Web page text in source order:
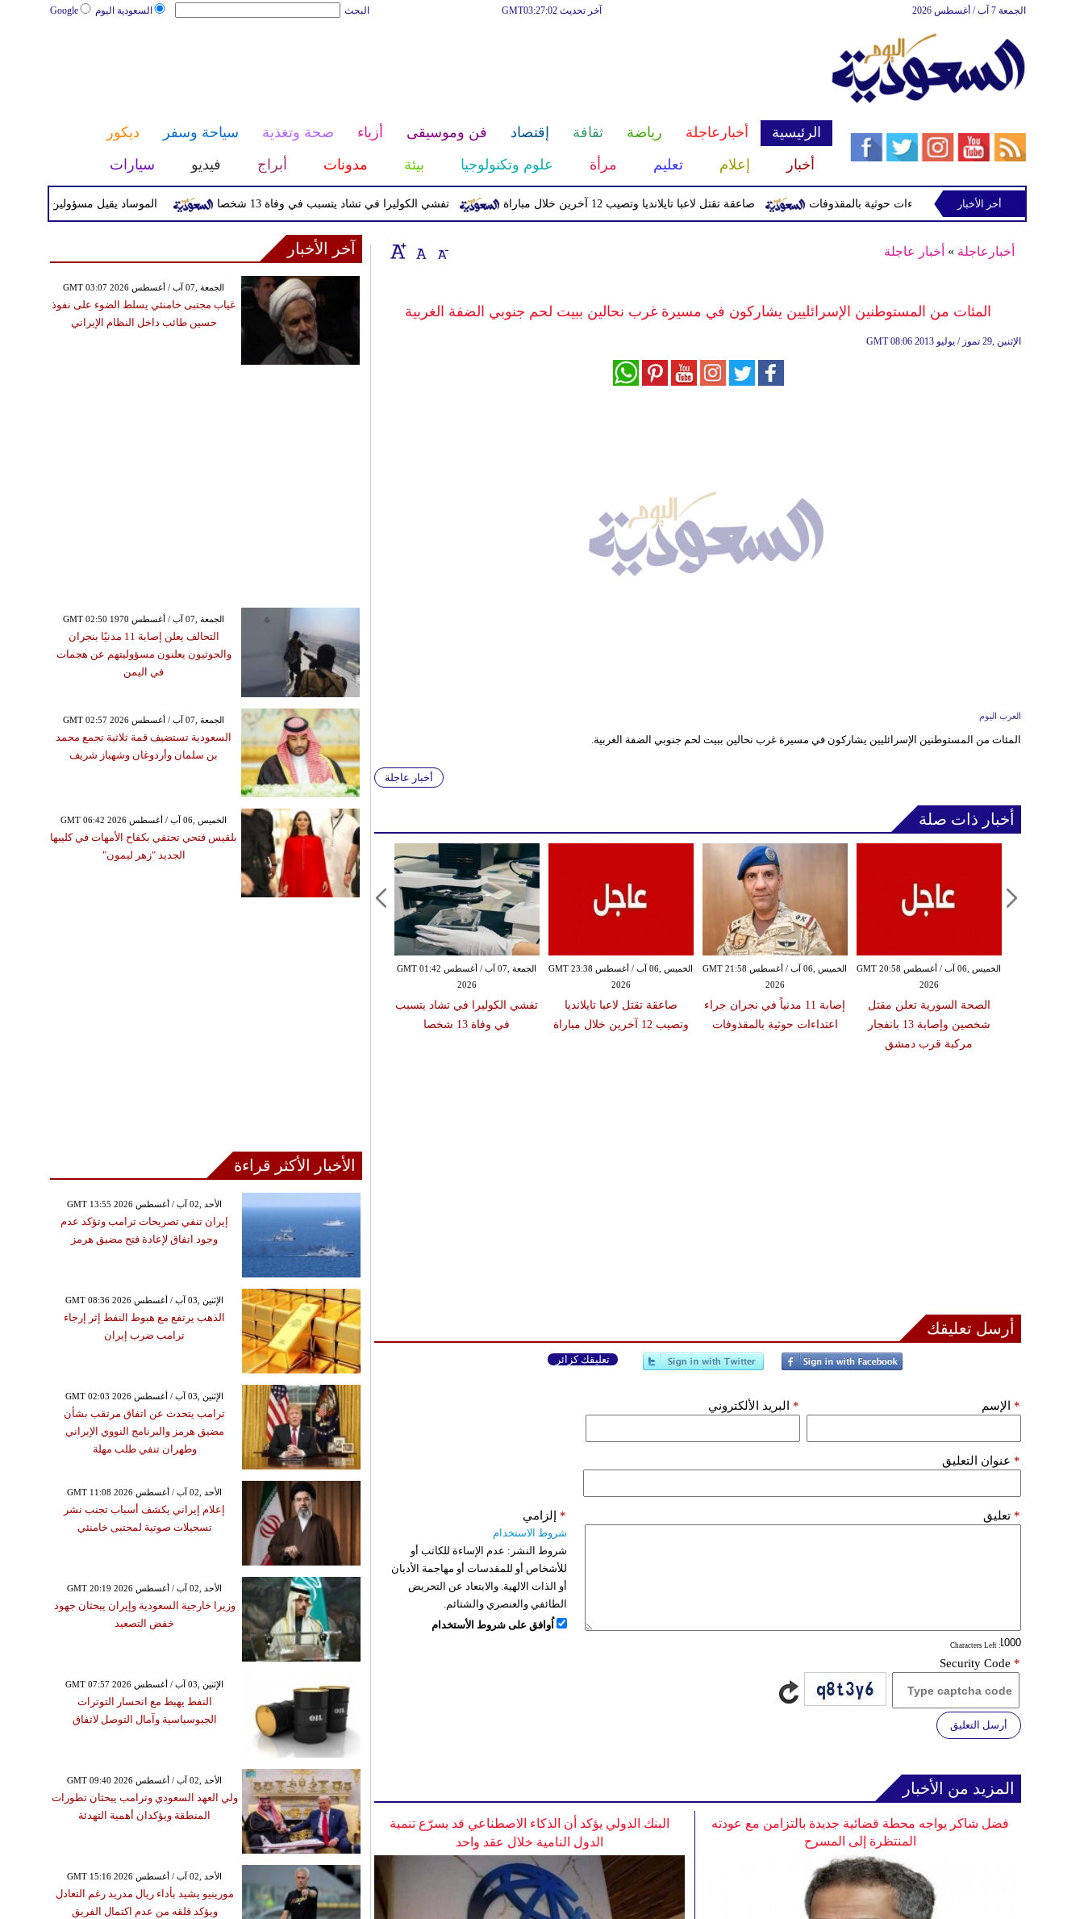
السعودية اليوم Google البحث آخر تحديث GMT03:27:02 الجمعة 7 آب / أغسطس 2026
الرئيسية أخبارعاجلة رياضة ثقافة إقتصاد فن وموسيقى أزياء صحة وتغذية سياحة وسفر
ديكور
أخبار
إعلام تعليم مرأة علوم وتكنولوجيا بيئة مدونات أبراج فيديو سيارات
الموساد يقيل مسؤولين بارزين بعد تعثر تفشي الكوليرا في تشاد يتسبب في وفاة 13 شخصا صاعقة تقتل لاعبا تايلانديا وتصيب 12 آخرين خلال مباراة أخر الأخبار
أخبارعاجلة » أخبار عاجلة
المئات من المستوطنين الإسرائليين يشاركون في مسيرة غرب نحالين ببيت لحم جنوبي الضفة الغربية
GMT 08:06 2013 الإثنين ,29 تموز / يوليو
العرب اليوم
المئات من المستوطنين الإسرائليين يشاركون في مسيرة غرب نحالين ببيت لحم جنوبي الضفة الغربية.
أخبار عاجلة
أخبار ذات صلة
الجمعة ,07 آب / أغسطس GMT 01:42
2026
تفشي الكوليرا في تشاد يتسبب
في وفاة 13 شخصا
الخميس ,06 آب / أغسطس GMT 23:38
2026
صاعقة تقتل لاعبا تايلانديا
وتصيب 12 آخرين خلال مباراة
الخميس ,06 آب / أغسطس GMT 21:58
2026
إصابة 11 مدنياً في نجران جراء
اعتداءات حوثية بالمقذوفات
الخميس ,06 آب / أغسطس GMT 20:58
2026
الصحة السورية تعلن مقتل
شخصين وإصابة 13 بانفجار
مركبة قرب دمشق
أرسل تعليقك
تعليقك كزائر
الإسم * البريد الألكتروني *
عنوان التعليق *
تعليق *
: Characters Left
إلزامي *
شروط الاستخدام
شروط النشر: عدم الإساءة للكاتب أو
للأشخاص أو للمقدسات أو مهاجمة الأديان
أو الذات الالهية. والابتعاد عن التحريض
الطائفي والعنصري والشتائم.
اُوافق على شروط الأستخدام
Security Code *
أرسل التعليق
المزيد من الأخبار
البنك الدولي يؤكد أن الذكاء الاصطناعي قد يسرّع تنمية
الدول النامية خلال عقد واحد
فضل شاكر يواجه محطة قضائية جديدة بالتزامن مع عودته
المنتظرة إلى المسرح
آخر الأخبار
GMT 03:07 2026 الجمعة ,07 آب / أغسطس
غياب مجتبى خامنئي يسلط الضوء على نفوذ
حسين طائب داخل النظام الإيراني
GMT 02:50 1970 الجمعة ,07 آب / أغسطس
التحالف يعلن إصابة 11 مدنيًا بنجران
والحوثيون يعلنون مسؤوليتهم عن هجمات
في اليمن
GMT 02:57 2026 الجمعة ,07 آب / أغسطس
السعودية تستضيف قمة ثلاثية تجمع محمد
بن سلمان وأردوغان وشهباز شريف
GMT 06:42 2026 الخميس ,06 آب / أغسطس
بلقيس فتحي تحتفي بكفاح الأمهات في كليبها
الجديد "زهر ليمون"
الأخبار الأكثر قراءة
GMT 13:55 2026 الأحد ,02 آب / أغسطس
إيران تنفي تصريحات ترامب وتؤكد عدم
وجود اتفاق لإعادة فتح مضيق هرمز
GMT 08:36 2026 الإثنين ,03 آب / أغسطس
الذهب يرتفع مع هبوط النفط إثر إرجاء
ترامب ضرب إيران
GMT 02:03 2026 الإثنين ,03 آب / أغسطس
ترامب يتحدث عن اتفاق مرتقب بشأن
مضيق هرمز والبرنامج النووي الإيراني
وطهران تنفي طلب مهلة
GMT 11:08 2026 الأحد ,02 آب / أغسطس
إعلام إيراني يكشف أسباب تجنب نشر
تسجيلات صوتية لمجتبى خامنئي
GMT 20:19 2026 الأحد ,02 آب / أغسطس
وزيرا خارجية السعودية وإيران يبحثان جهود
خفض التصعيد
GMT 07:57 2026 الإثنين ,03 آب / أغسطس
النفط يهبط مع انحسار التوترات
الجيوسياسية وآمال التوصل لاتفاق
GMT 09:40 2026 الأحد ,02 آب / أغسطس
ولي العهد السعودي وترامب يبحثان تطورات
المنطقة ويؤكدان أهمية التهدئة
GMT 15:16 2026 الأحد ,02 آب / أغسطس
مورينيو يشيد بأداء ريال مدريد رغم التعادل
ويؤكد قلقه من عدم اكتمال الفريق